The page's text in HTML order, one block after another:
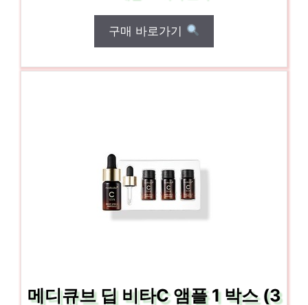
구매 바로가기
메디큐브 딥 비타C 앰플 1 박스 (3